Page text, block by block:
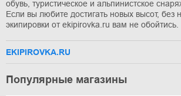
обувь, туристическое и альпинистское
Если вы любите достигать новых высот, без
экипировки от ekipirovka.ru вам не обойтись.
EKIPIROVKA.RU
Популярные магазины